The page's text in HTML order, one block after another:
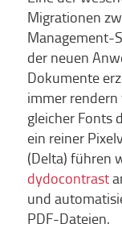
Migrationen
Management-
der neuen
Dokumente
immer
gleicher Fonts
ein reiner
(Delta) führen
dydocontrast
und
PDF-Dateien.